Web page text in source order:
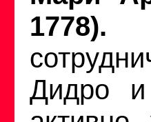
1778).
Дидро